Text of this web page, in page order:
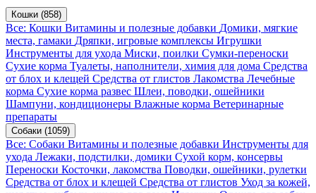
Кошки (858)
Все: Кошки Витамины и полезные добавки Домики, мягкие
места, гамаки Дряпки, игровые комплексы Игрушки
Инструменты для ухода Миски, поилки Сумки-переноски
Сухие корма Туалеты, наполнители, химия для дома Средства
от блох и клещей Средства от глистов Лакомства Лечебные
корма Сухие корма развес Шлеи, поводки, ошейники
Шампуни, кондиционеры Влажные корма Ветеринарные
препараты
Собаки (1059)
Все: Собаки Витамины и полезные добавки Инструменты для
ухода Лежаки, подстилки, домики Сухой корм, консервы
Переноски Косточки, лакомства Поводки, ошейники, рулетки
Средства от блох и клещей Средства от глистов Уход за кожей,